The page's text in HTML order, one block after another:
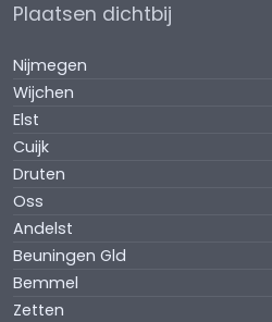
Plaatsen dichtbij
Nijmegen
Wijchen
Elst
Cuijk
Druten
Oss
Andelst
Beuningen Gld
Bemmel
Zetten